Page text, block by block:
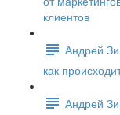
клиентов
Андрей
как
Андрей